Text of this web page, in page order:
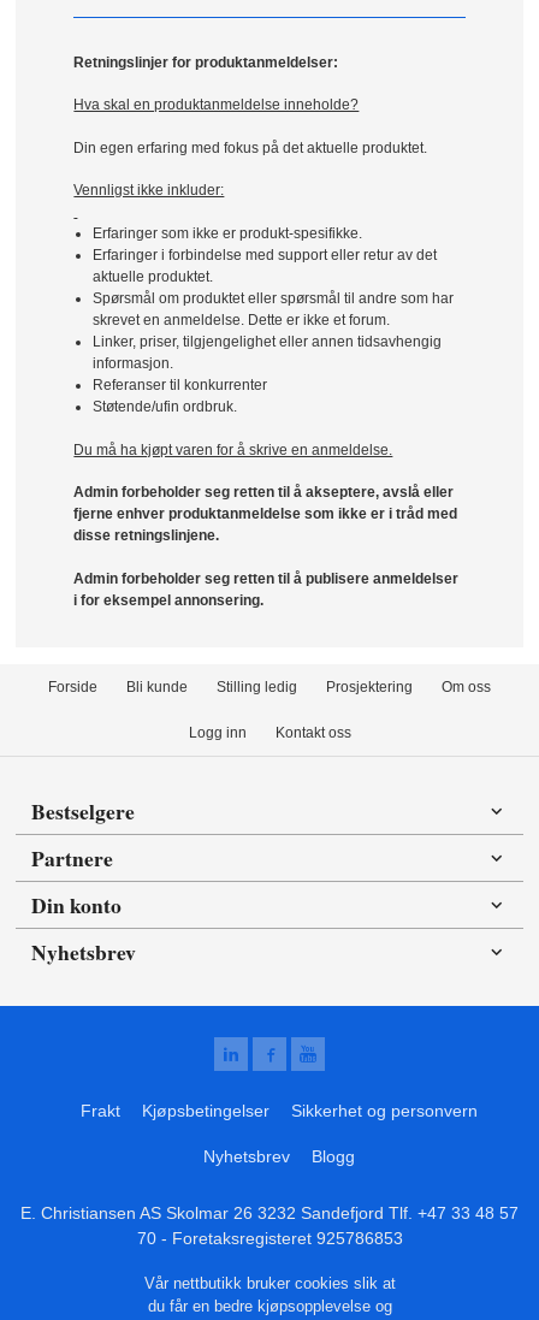
Retningslinjer for produktanmeldelser:
Hva skal en produktanmeldelse inneholde?
Din egen erfaring med fokus på det aktuelle produktet.
Vennligst ikke inkluder:
Erfaringer som ikke er produkt-spesifikke.
Erfaringer i forbindelse med support eller retur av det
aktuelle produktet.
Spørsmål om produktet eller spørsmål til andre som har
skrevet en anmeldelse. Dette er ikke et forum.
Linker, priser, tilgjengelighet eller annen tidsavhengig
informasjon.
Referanser til konkurrenter
Støtende/ufin ordbruk.
Du må ha kjøpt varen for å skrive en anmeldelse.
Admin forbeholder seg retten til å akseptere, avslå eller
fjerne enhver produktanmeldelse som ikke er i tråd med
disse retningslinjene.
Admin forbeholder seg retten til å publisere anmeldelser
i for eksempel annonsering.
Forside Bli kunde Stilling ledig Prosjektering Om oss
Logg inn Kontakt oss
Bestselgere
Partnere
Din konto
Nyhetsbrev
Frakt Kjøpsbetingelser Sikkerhet og personvern
Nyhetsbrev Blogg
E. Christiansen AS Skolmar 26 3232 Sandefjord Tlf. +47 33 48 57
70- Foretaksregisteret 925786853
Vår nettbutikk bruker cookies slik at
du får en bedre kjøpsopplevelse og